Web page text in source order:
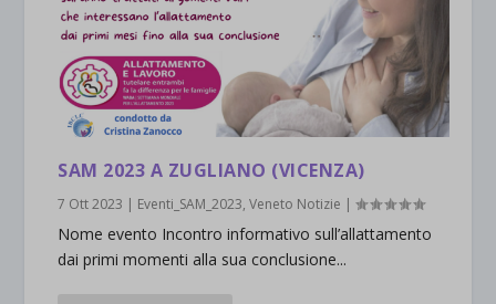
SAM 2023 A ZUGLIANO (VICENZA)
7 Ott 2023 | Eventi_SAM_2023,Veneto Notizie |
Nome evento Incontro informativo sull’allattamento
dai primi momenti alla sua conclusione...